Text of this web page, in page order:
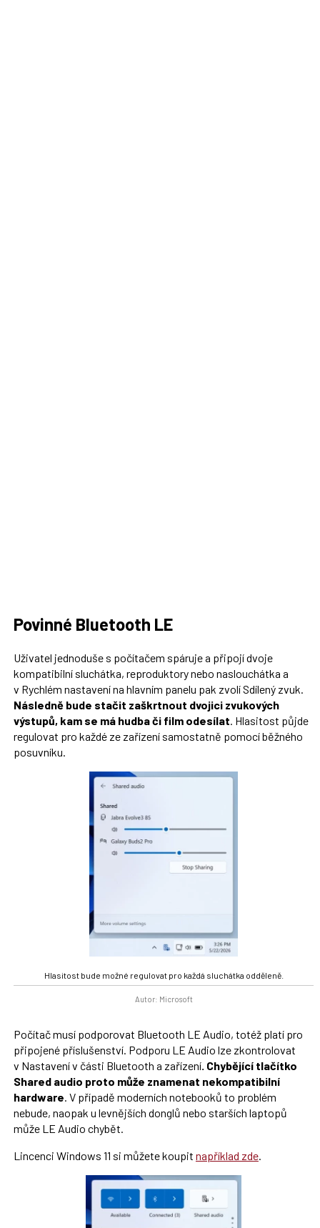
Povinné Bluetooth LE
Uživatel jednoduše s počítačem spáruje a připojí dvoje
kompatibilní sluchátka, reproduktory nebo naslouchátka a
v Rychlém nastavení na hlavním panelu pak zvolí Sdílený zvuk.
Následně bude stačit zaškrtnout dvojici zvukových
výstupů, kam se má hudba či film odesílat. Hlasitost půjde
regulovat pro každé ze zařízení samostatně pomocí běžného
posuvníku.
Hlasitost bude možné regulovat pro každá sluchátka odděleně.
Autor: Microsoft
Počítač musí podporovat Bluetooth LE Audio, totéž platí pro
připojené příslušenství. Podporu LE Audio lze zkontrolovat
v Nastavení v části Bluetooth a zařízení. Chybějící tlačítko
Shared audio proto může znamenat nekompatibilní
hardware. V případě moderních notebooků to problém
nebude, naopak u levnějších donglů nebo starších laptopů
může LE Audio chybět.
Lincenci Windows 11 si můžete koupit například zde.